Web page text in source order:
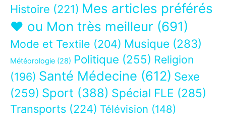
Histoire (221) Mes articles préférés
❤ ou Mon très meilleur (691)
Mode et Textile (204) Musique (283)
Météorologie (28) Politique (255) Religion
(196) Santé Médecine (612) Sexe
(259) Sport (388) Spécial FLE (285)
Transports (224) Télévision (148)